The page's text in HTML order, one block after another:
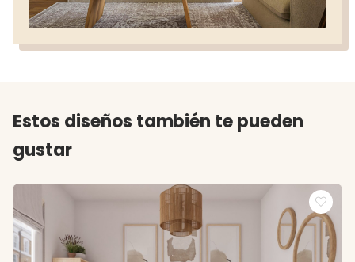
Estos diseños también te pueden
gustar